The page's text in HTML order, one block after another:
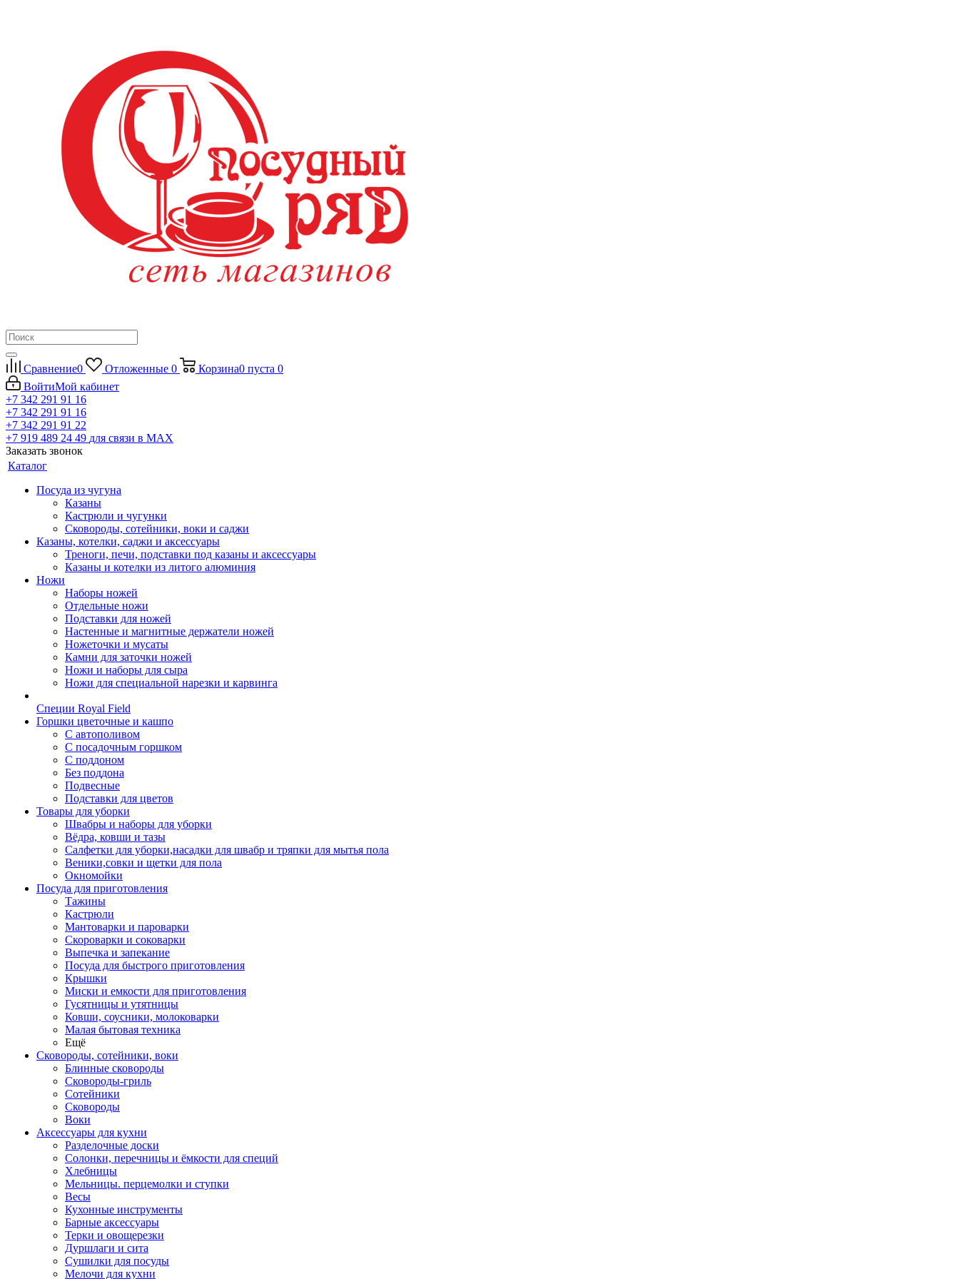
Сравнение0 Отложенные 0 Корзина0 пуста 0
ВойтиМой кабинет
+7 342 291 91 16
+7 342 291 91 16
+7 342 291 91 22
+7 919 489 24 49 для связи в МАХ
Заказать звонок
Каталог
Посуда из чугуна
Казаны
Кастрюли и чугунки
Сковороды, сотейники, воки и саджи
Казаны, котелки, саджи и аксессуары
Треноги, печи, подставки под казаны и аксессуары
Казаны и котелки из литого алюминия
Ножи
Наборы ножей
Отдельные ножи
Подставки для ножей
Настенные и магнитные держатели ножей
Ножеточки и мусаты
Камни для заточки ножей
Ножи и наборы для сыра
Ножи для специальной нарезки и карвинга
Специи Royal Field
Горшки цветочные и кашпо
С автополивом
С посадочным горшком
С поддоном
Без поддона
Подвесные
Подставки для цветов
Товары для уборки
Швабры и наборы для уборки
Вёдра, ковши и тазы
Салфетки для уборки,насадки для швабр и тряпки для мытья пола
Веники,совки и щетки для пола
Окномойки
Посуда для приготовления
Тажины
Кастрюли
Мантоварки и пароварки
Скороварки и соковарки
Выпечка и запекание
Посуда для быстрого приготовления
Крышки
Миски и емкости для приготовления
Гусятницы и утятницы
Ковши, соусники, молоковарки
Малая бытовая техника
Ещё
Сковороды, сотейники, воки
Блинные сковороды
Сковороды-гриль
Сотейники
Сковороды
Воки
Аксессуары для кухни
Разделочные доски
Солонки, перечницы и ёмкости для специй
Хлебницы
Мельницы. перцемолки и ступки
Весы
Кухонные инструменты
Барные аксессуары
Терки и овощерезки
Дуршлаги и сита
Сушилки для посуды
Мелочи для кухни